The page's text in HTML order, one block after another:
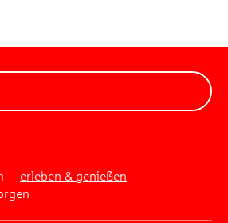
erleben & genießen